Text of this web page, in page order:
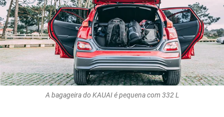
A bagageira do KAUAI é pequena com 332 L